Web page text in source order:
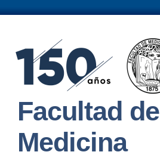
Facultad de
Medicina